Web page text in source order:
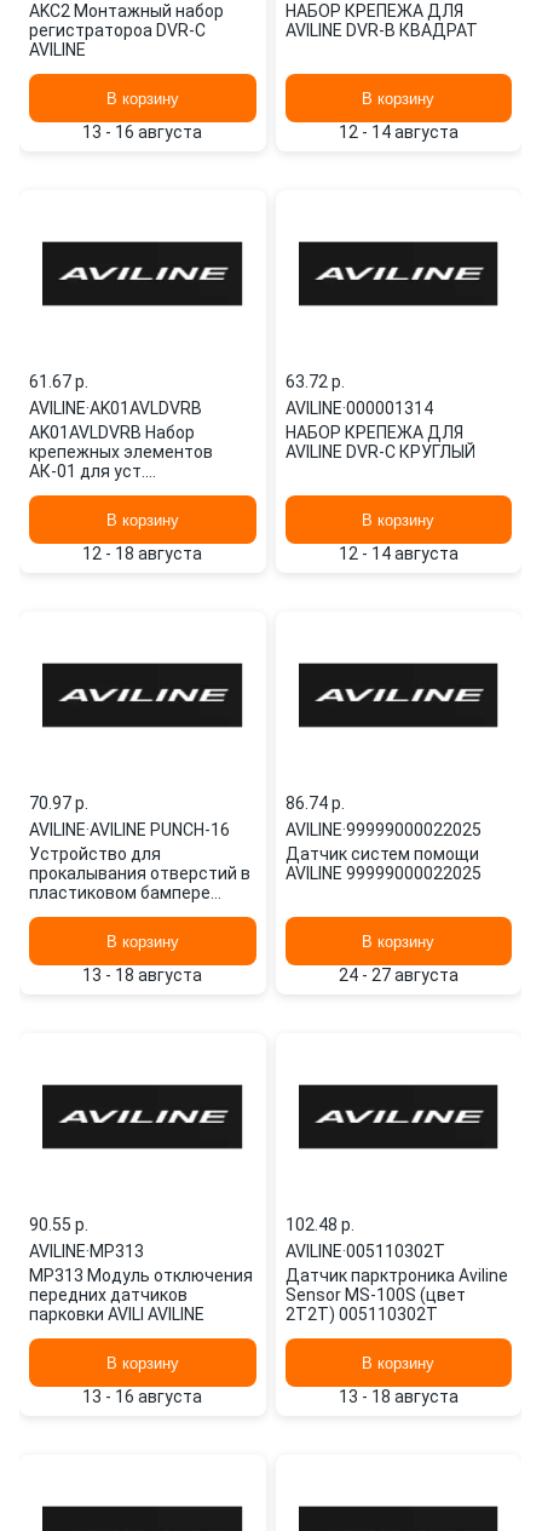
AKC2 Монтажный набор
регистратороа DVR-С
AVILINE
В корзину
13 - 16 августа
НАБОР КРЕПЕЖА ДЛЯ
AVILINE DVR-B КВАДРАТ
В корзину
12 - 14 августа
61.67 p.
AVILINE·AK01AVLDVRB
AK01AVLDVRB Набор
крепежных элементов
АК-01 для уст.
B квад.
В корзину
12 - 18 августа
63.72 p.
AVILINE·000001314
НАБОР КРЕПЕЖА ДЛЯ
AVILINE DVR-C КРУГЛЫЙ
В корзину
12 - 14 августа
70.97 p.
AVILINE·AVILINE PUNCH-16
Устройство для
прокалывания отверстий в
пластиковом бампере
16 AVILINEВ корзину
13 - 18 августа
86.74 p.
AVILINE·99999000022025
Датчик систем помощи
AVILINE 99999000022025
В корзину
24 - 27 августа
90.55 p.
AVILINE·MP313
MP313 Модуль отключения
передних датчиков
парковки AVILI AVILINE
В корзину
13 - 16 августа
102.48 p.
AVILINE·005110302T
Датчик парктроника Aviline
Sensor MS-100S (цвет
2T2T) 005110302T
В корзину
13 - 18 августа